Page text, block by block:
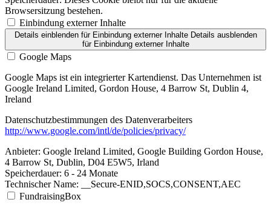
Browsersitzung bestehen.
Einbindung externer Inhalte
Details einblendenfür Einbindung externer Inhalte Details ausblenden
für Einbindung externer Inhalte
Google Maps
Google Maps ist ein integrierter Kartendienst. Das Unternehmen ist
Google Ireland Limited, Gordon House, 4 Barrow St, Dublin 4,
Ireland
Datenschutzbestimmungen des Datenverarbeiters
http://www.google.com/intl/de/policies/privacy/
Anbieter: Google Ireland Limited, Google Building Gordon House,
4 Barrow St, Dublin, D04 E5W5, Irland
Speicherdauer: 6 - 24 Monate
Technischer Name: __Secure-ENID,SOCS,CONSENT,AEC
FundraisingBox